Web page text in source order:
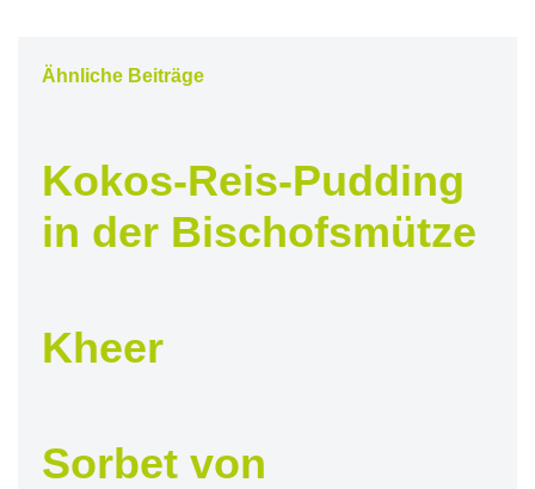
Ähnliche Beiträge
Kokos-Reis-Pudding
in der Bischofsmütze
Kheer
Sorbet von